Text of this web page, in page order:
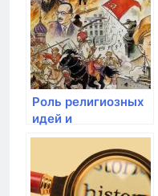
Роль религиозных
идей и
миссионерства в
эпоху открытий